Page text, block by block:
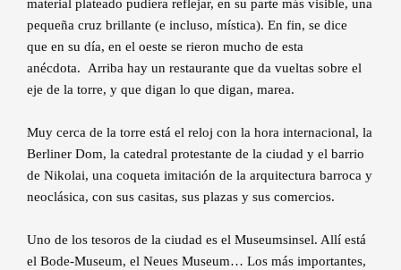
material plateado pudiera reflejar, en su parte más visible, una
pequeña cruz brillante (e incluso, mística). En fin, se dice
que en su día, en el oeste se rieron mucho de esta
anécdota. Arriba hay un restaurante que da vueltas sobre el
eje de la torre, y que digan lo que digan, marea.
Muy cerca de la torre está el reloj con la hora internacional, la
Berliner Dom, la catedral protestante de la ciudad y el barrio
de Nikolai, una coqueta imitación de la arquitectura barroca y
neoclásica, con sus casitas, sus plazas y sus comercios.
Uno de los tesoros de la ciudad es el Museumsinsel. Allí está
el Bode-Museum, el Neues Museum… Los más importantes,